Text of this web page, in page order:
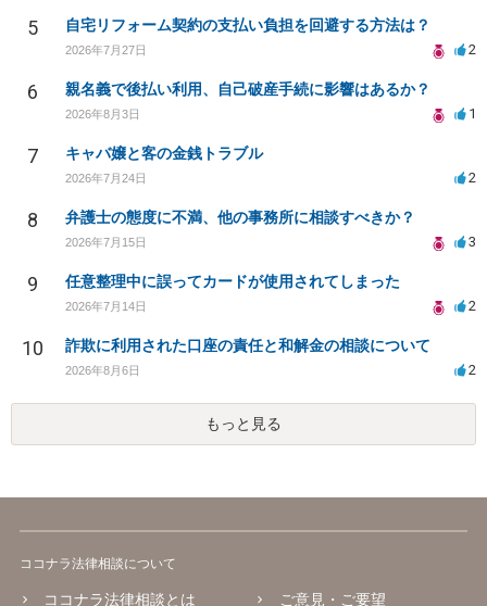
5 自宅リフォーム契約の支払い負担を回避する方法は？
2026年7月27日 2
6 親名義で後払い利用、自己破産手続に影響はあるか？
2026年8月3日 1
7 キャバ嬢と客の金銭トラブル
2026年7月24日 2
8 弁護士の態度に不満、他の事務所に相談すべきか？
2026年7月15日 3
9 任意整理中に誤ってカードが使用されてしまった
2026年7月14日 2
10 詐欺に利用された口座の責任と和解金の相談について
2026年8月6日 2
もっと見る
ココナラ法律相談について
ココナラ法律相談とは ご意見・ご要望